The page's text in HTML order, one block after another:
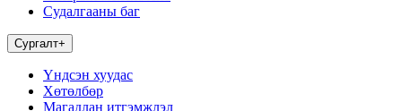
Судалгааны баг
Сургалт+
Үндсэн хуудас
Хөтөлбөр
Магадлан итгэмжлэл